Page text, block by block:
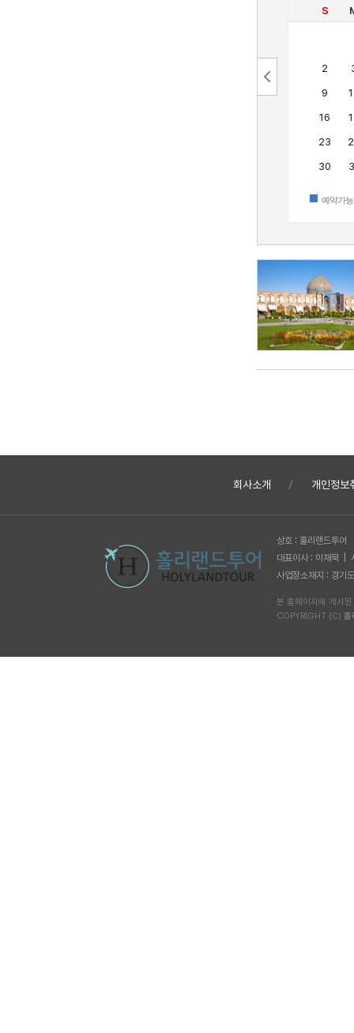
S
2
9
16
23
30
예약가능
회사소개 개인정보
상호 : 홀리랜드투어
대표이사 : 이재묵
사업장소재지 : 경
본 홈페이지에 게시
COPYRIGHT (C) 홀